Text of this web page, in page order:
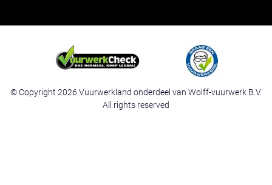
© Copyright 2026 Vuurwerkland onderdeel van Wolff-vuurwerk B.V.
All rights reserved